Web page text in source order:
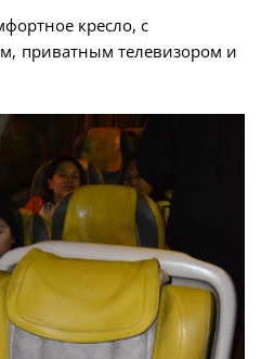
кресло, с
приватным телевизором и